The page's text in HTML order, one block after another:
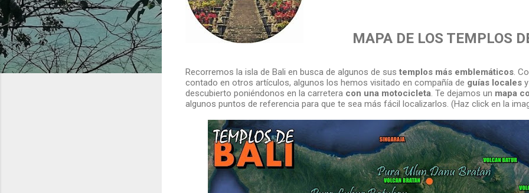
MAPA DE LOS TEMPLOS
Recorremos la isla de Bali en busca de algunos de sus templos más emblemáticos.
contado en otros artículos, algunos los hemos visitado en compañía de guías localesy
descubierto poniéndonos en la carretera con una motocicleta . Te dejamos un mapa
algunos puntos de referencia para que te sea más fácil localizarlos. (Haz click en la